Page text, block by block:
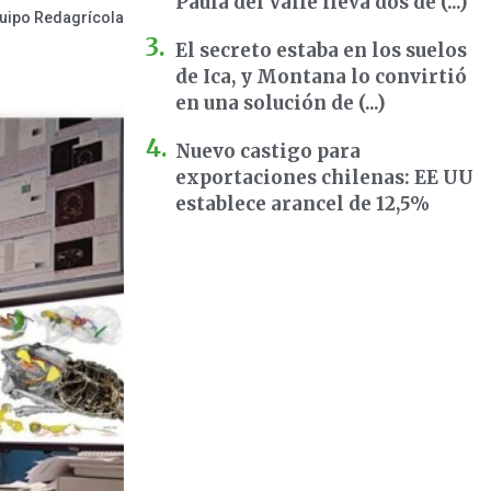
Redagrícola
El secreto estaba en los suelos
de Ica, y Montana lo convirtió
en una solución de (...)
Nuevo castigo para
exportaciones chilenas: EE UU
establece arancel de 12,5%